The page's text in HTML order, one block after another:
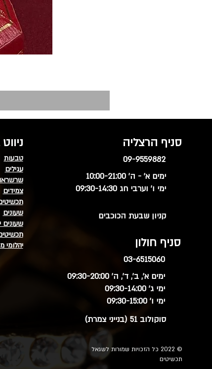
טבעות
עגילים
צמידים
שעונים
שעונים
יהלומי
סניף הרצליה
09-9559882
ימים א' - ה' 10:00-21:00
ימי ו' וערבי חג 09:30-14:30
קניון שבעת הכוכבים
סניף חולון
03-6515060
ימים א', ב', ד', ה' 09:30-20:00
ימי ג' 09:30-14:00
ימי ו' 09:30-15:00
סוקולוב 51 (בנייני צמרת)
© 2022 כל הזכויות שמורות לשגאל
תכשיטים